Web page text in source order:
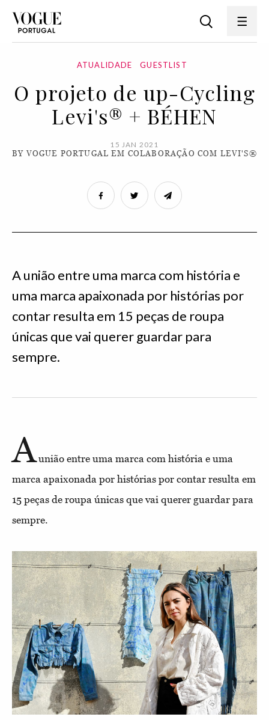
ATUALIDADE GUESTLIST
O projeto de up-Cycling
Levi's® + BÉHEN
15 JAN 2021
BY VOGUE PORTUGAL EM COLABORAÇÃO COM LEVI'S®
A união entre uma marca com história e
uma marca apaixonada por histórias por
contar resulta em 15 peças de roupa
únicas que vai querer guardar para
sempre.
Aunião entre uma marca com história e uma
marca apaixonada por histórias por contar resulta em
15 peças de roupa únicas que vai querer guardar para
sempre.